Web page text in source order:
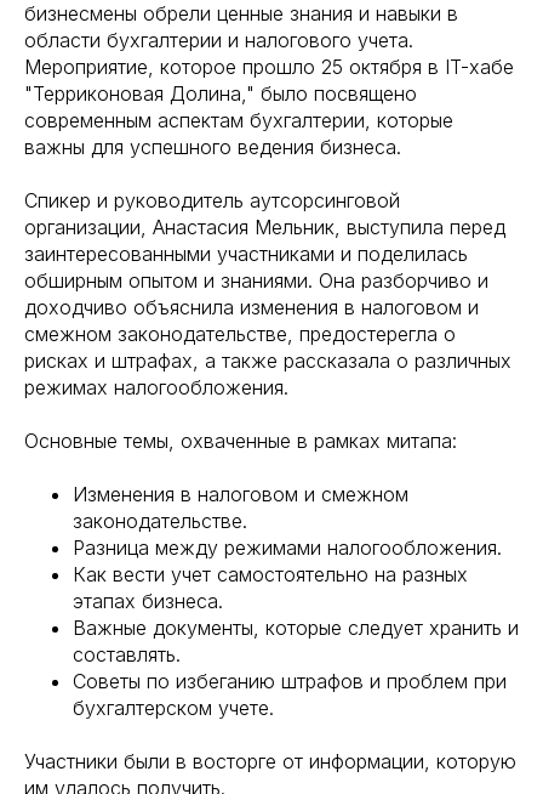
бизнесмены обрели ценные знания и навыки в
области бухгалтерии и налогового учета.
Мероприятие, которое прошло 25 октября в IT-хабе
"Терриконовая Долина," было посвящено
современным аспектам бухгалтерии, которые
важны для успешного ведения бизнеса.
Спикер и руководитель аутсорсинговой
организации, Анастасия Мельник, выступила перед
заинтересованными участниками и поделилась
обширным опытом и знаниями. Она разборчиво и
доходчиво объяснила изменения в налоговом и
смежном законодательстве, предостерегла о
рисках и штрафах, а также рассказала о различных
режимах налогообложения.
Основные темы, охваченные в рамках митапа:
Изменения в налоговом и смежном
законодательстве.
Разница между режимами налогообложения.
Как вести учет самостоятельно на разных
этапах бизнеса.
Важные документы, которые следует хранить и
составлять.
Советы по избеганию штрафов и проблем при
бухгалтерском учете.
Участники были в восторге от информации, которую
им удалось получить.